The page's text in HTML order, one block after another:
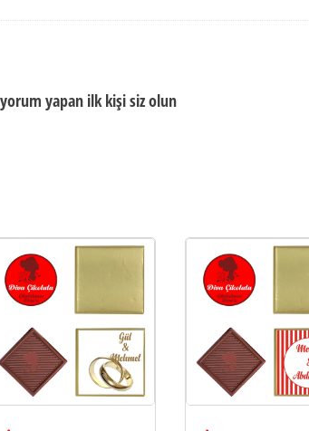
yapan ilk kişi siz olun